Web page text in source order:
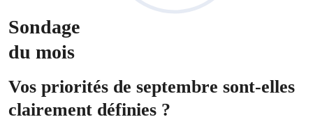
Sondage
du mois
Vos priorités de septembre sont-elles
clairement définies ?